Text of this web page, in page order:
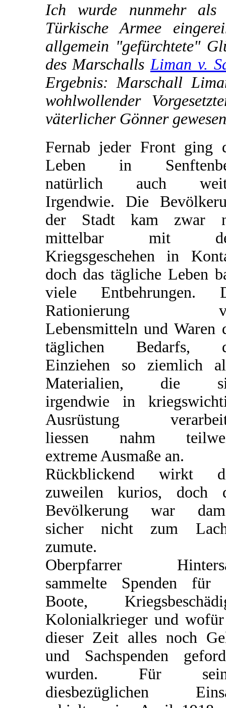
Ich wurde nunmehr
Türkische Armee
allgemein "gefürchtete"
des Marschalls Liman v.
Ergebnis: Marschall
wohlwollender
väterlicher Gönner
Fernab jeder Front ging
Leben in
natürlich auch
Irgendwie. Die
der Stadt kam zwar
mittelbar mit
Kriegsgeschehen in
doch das tägliche Leben
viele Entbehrungen.
Rationierung
Lebensmitteln und Waren
täglichen Bedarfs,
Einziehen so ziemlich
Materialien, die
irgendwie in
Ausrüstung
liessen nahm
extreme Ausmaße an.
Rückblickend wirkt
zuweilen kurios, doch
Bevölkerung war
sicher nicht zum
zumute.
Oberpfarrer
sammelte Spenden für
Boote,
Kolonialkrieger und
dieser Zeit alles noch
und Sachspenden
wurden. Für
diesbezüglichen